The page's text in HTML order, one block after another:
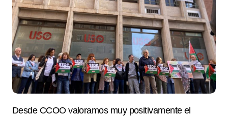
Desde CCOO valoramos muy positivamente el